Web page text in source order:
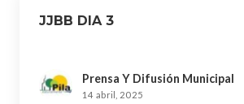
JJBB DIA 3
Prensa Y Difusión Municipal
14 abril, 2025